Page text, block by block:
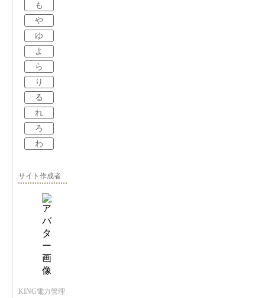
も
や
ゆ
よ
ら
り
る
れ
ろ
わ
サイト作成者
KING電力管理